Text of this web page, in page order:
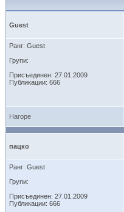
Guest
Ранг: Guest
Групи:
Присъединен: 27.01.2009
Публикации: 666
Нагоре
пацко
Ранг: Guest
Групи:
Присъединен: 27.01.2009
Публикации: 666